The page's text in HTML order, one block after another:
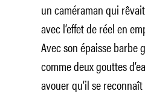
un caméraman qui
avec l’effet de réel en
Avec son épaisse barbe
comme deux gouttes
avouer qu’il se